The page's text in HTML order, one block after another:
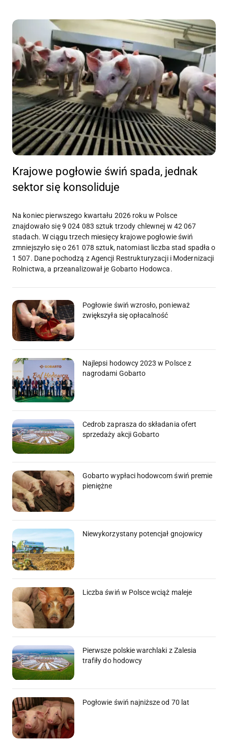
Krajowe pogłowie świń spada, jednak
sektor się konsoliduje
Na koniec pierwszego kwartału 2026 roku w Polsce
znajdowało się 9 024 083 sztuk trzody chlewnej w 42 067
stadach. W ciągu trzech miesięcy krajowe pogłowie świń
zmniejszyło się o 261 078 sztuk, natomiast liczba stad spadła o
1 507. Dane pochodzą z Agencji Restrukturyzacji i Modernizacji
Rolnictwa, a przeanalizował je Gobarto Hodowca.
Pogłowie świń wzrosło, ponieważ
zwiększyła się opłacalność
Najlepsi hodowcy 2023 w Polsce z
nagrodami Gobarto
Cedrob zaprasza do składania ofert
sprzedaży akcji Gobarto
Gobarto wypłaci hodowcom świń premie
pieniężne
Niewykorzystany potencjał gnojowicy
Liczba świń w Polsce wciąż maleje
Pierwsze polskie warchlaki z Zalesia
trafiły do hodowcy
Pogłowie świń najniższe od 70 lat